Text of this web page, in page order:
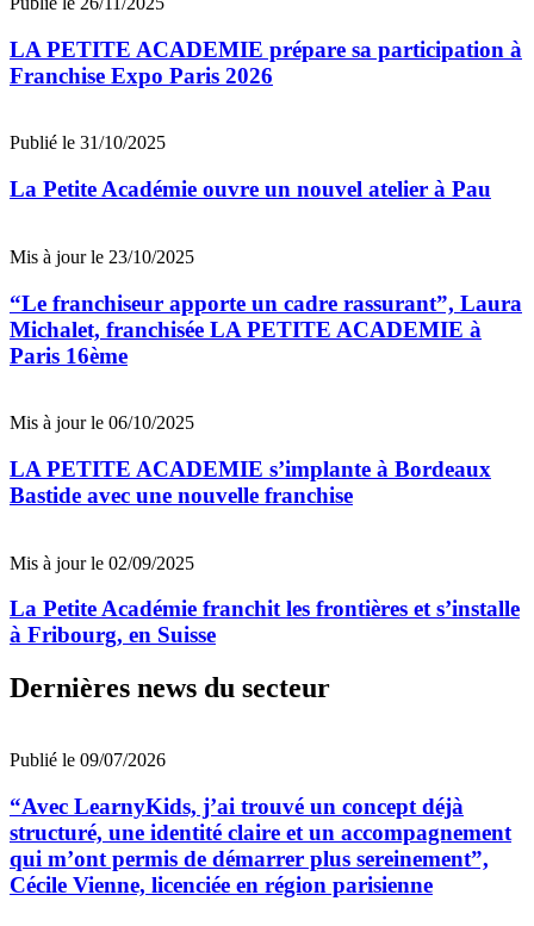
LA PETITE ACADEMIE prépare sa participation à
Franchise Expo Paris 2026
Publié le 31/10/2025
La Petite Académie ouvre un nouvel atelier à Pau
Mis à jour le 23/10/2025
“Le franchiseur apporte un cadre rassurant”, Laura
Michalet, franchisée LA PETITE ACADEMIE à
Paris 16ème
Mis à jour le 06/10/2025
LA PETITE ACADEMIE s’implante à Bordeaux
Bastide avec une nouvelle franchise
Mis à jour le 02/09/2025
La Petite Académie franchit les frontières et s’installe
à Fribourg, en Suisse
Dernières news du secteur
Publié le 09/07/2026
“Avec LearnyKids, j’ai trouvé un concept déjà
structuré, une identité claire et un accompagnement
qui m’ont permis de démarrer plus sereinement”,
Cécile Vienne, licenciée en région parisienne